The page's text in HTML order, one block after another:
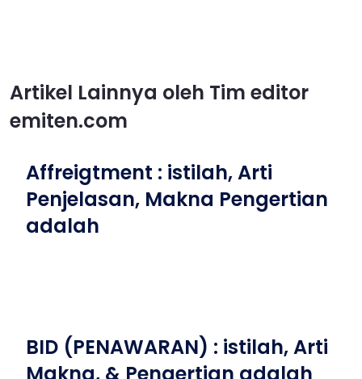
Artikel Lainnya oleh Tim editor
emiten.com
Affreigtment : istilah, Arti
Penjelasan, Makna Pengertian
adalah
BID (PENAWARAN) : istilah, Arti